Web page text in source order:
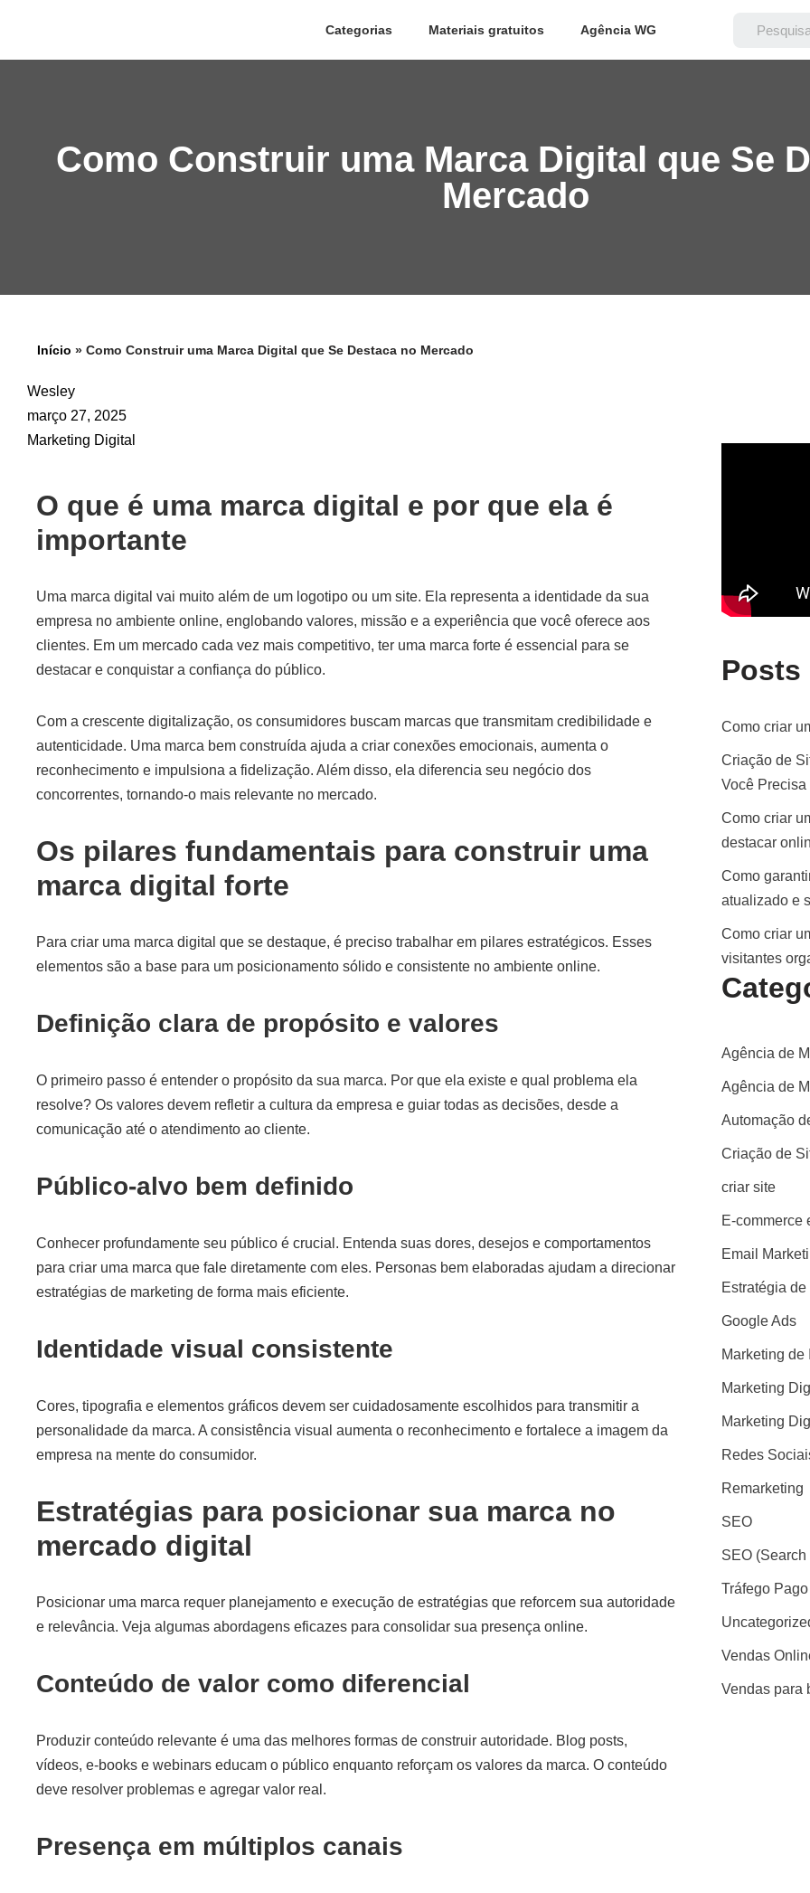
Categorias Materiais gratuitos Agência WG
Como Construir uma Marca Digital que Se
Mercado
Início » Como Construir uma Marca Digital que Se Destaca no Mercado
Wesley
março 27, 2025
Marketing Digital
O que é uma marca digital e por que ela é
importante
Uma marca digital vai muito além de um logotipo ou um site. Ela representa a identidade da sua
empresa no ambiente online, englobando valores, missão e a experiência que você oferece aos
clientes. Em um mercado cada vez mais competitivo, ter uma marca forte é essencial para se
destacar e conquistar a confiança do público.
Com a crescente digitalização, os consumidores buscam marcas que transmitam credibilidade e
autenticidade. Uma marca bem construída ajuda a criar conexões emocionais, aumenta o
reconhecimento e impulsiona a fidelização. Além disso, ela diferencia seu negócio dos
concorrentes, tornando-o mais relevante no mercado.
Os pilares fundamentais para construir uma
marca digital forte
Para criar uma marca digital que se destaque, é preciso trabalhar em pilares estratégicos. Esses
elementos são a base para um posicionamento sólido e consistente no ambiente online.
Definição clara de propósito e valores
O primeiro passo é entender o propósito da sua marca. Por que ela existe e qual problema ela
resolve? Os valores devem refletir a cultura da empresa e guiar todas as decisões, desde a
comunicação até o atendimento ao cliente.
Público-alvo bem definido
Conhecer profundamente seu público é crucial. Entenda suas dores, desejos e comportamentos
para criar uma marca que fale diretamente com eles. Personas bem elaboradas ajudam a direcionar
estratégias de marketing de forma mais eficiente.
Identidade visual consistente
Cores, tipografia e elementos gráficos devem ser cuidadosamente escolhidos para transmitir a
personalidade da marca. A consistência visual aumenta o reconhecimento e fortalece a imagem da
empresa na mente do consumidor.
Estratégias para posicionar sua marca no
mercado digital
Posicionar uma marca requer planejamento e execução de estratégias que reforcem sua autoridade
e relevância. Veja algumas abordagens eficazes para consolidar sua presença online.
Conteúdo de valor como diferencial
Produzir conteúdo relevante é uma das melhores formas de construir autoridade. Blog posts,
vídeos, e-books e webinars educam o público enquanto reforçam os valores da marca. O conteúdo
deve resolver problemas e agregar valor real.
Presença em múltiplos canais
Posts
Como criar
Criação de
Você Precisa
Como criar
destacar
Como
atualizado e
Como criar
visitantes
Agência de
Agência de
Automação
Criação de
criar site
E-commerce
Email
Estratégia de
Google Ads
Marketing de
Marketing
Marketing
Redes
Remarketing
SEO
SEO
Tráfego Pago
Vendas
Vendas para